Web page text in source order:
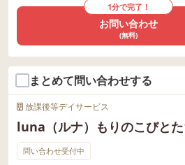
1分で完了！
お問い合わせ
(無料)
まとめて問い合わせする
放課後等デイサービス
luna（ルナ）もりのこびと
問い合わせ受付中